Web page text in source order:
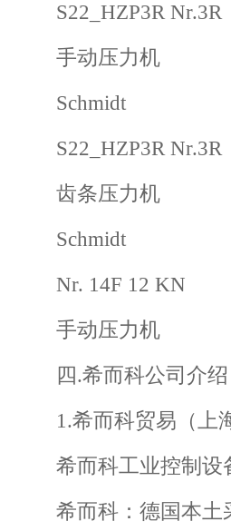
S22_HZP3R Nr.3R
手动压力机
Schmidt
S22_HZP3R Nr.3R
齿条压力机
Schmidt
Nr. 14F 12 KN
手动压力机
四.希而科公司介绍
1.希而科贸易（上
希而科工业控制设
希而科：德国本土